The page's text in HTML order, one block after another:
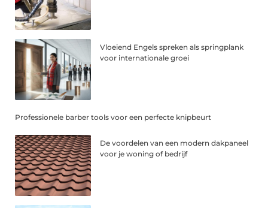
Vloeiend Engels spreken als springplank
voor internationale groei
Professionele barber tools voor een perfecte knipbeurt
De voordelen van een modern dakpaneel
voor je woning of bedrijf